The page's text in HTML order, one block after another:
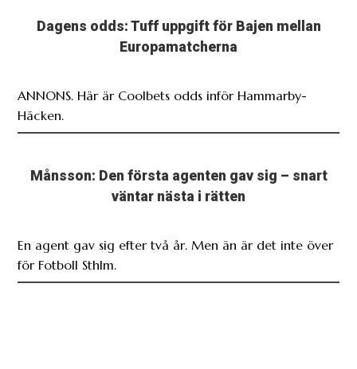
Dagens odds: Tuff uppgift för Bajen mellan
Europamatcherna
ANNONS. Här är Coolbets odds inför Hammarby-
Häcken.
Månsson: Den första agenten gav sig – snart
väntar nästa i rätten
En agent gav sig efter två år. Men än är det inte över
för Fotboll Sthlm.